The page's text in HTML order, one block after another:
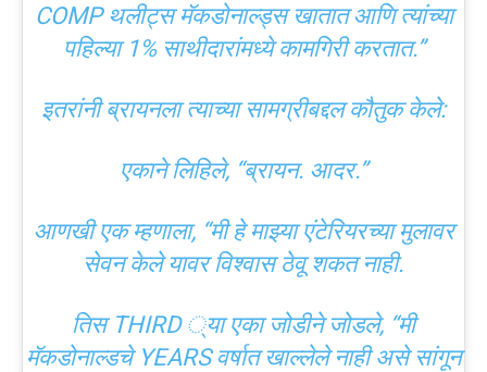
COMP थलीट्स मॅकडोनाल्ड्स खातात आणि त्यांच्या
पहिल्या 1% साथीदारांमध्ये कामगिरी करतात.”
इतरांनी ब्रायनला त्याच्या सामग्रीबद्दल कौतुक केले:
एकाने लिहिले, “ब्रायन. आदर.”
आणखी एक म्हणाला, “मी हे माझ्या एंटेरियरच्या मुलावर
सेवन केले यावर विश्वास ठेवू शकत नाही.
तिस THIRD ्या एका जोडीने जोडले, “मी
मॅकडोनाल्डचे YEARS वर्षात खाल्लेले नाही असे सांगून